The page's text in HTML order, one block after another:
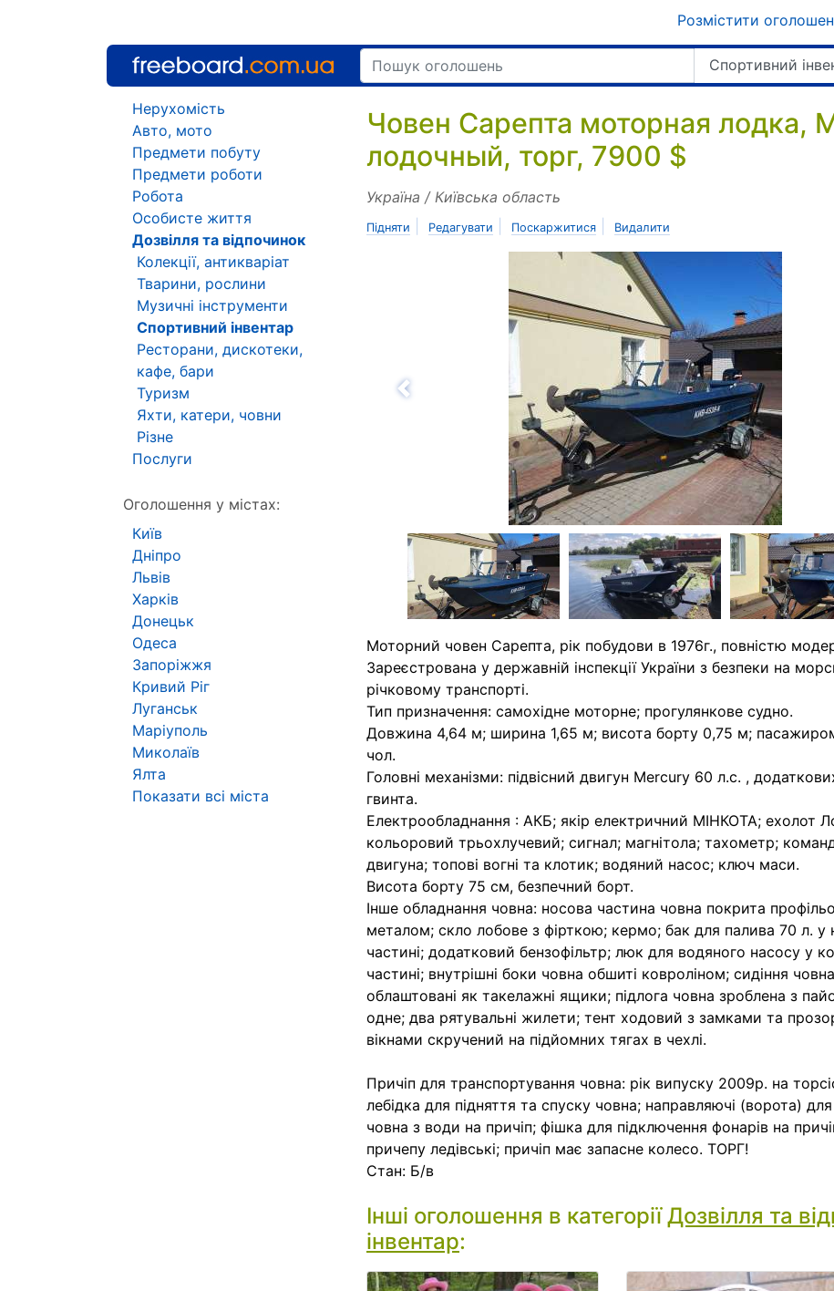
Розмістити
Спортивний
Човен Сарепта моторная лодка,
лодочный, торг, 7900 $
Україна / Київська область
Підняти Редагувати Поскаржитися Видалити
Назад
Моторний човен Сарепта, рік побудови в 1976г., повністю
Зареєстрована у державній інспекції України з безпеки на
річковому транспорті.
Тип призначення: самохідне моторне; прогулянкове судно.
Довжина 4,64 м; ширина 1,65 м; висота борту 0,75 м;
чол.
Головні механізми: підвісний двигун Mercury 60 л.с. ,
гвинта.
Електрообладнання : АКБ; якір електричний МІНКОТА; ехолот
кольоровий трьохлучевий; сигнал; магнітола; тахометр;
двигуна; топові вогні та клотик; водяний насос; ключ маси.
Висота борту 75 см, безпечний борт.
Інше обладнання човна: носова частина човна покрита
металом; скло лобове з фірткою; кермо; бак для палива 70 л. у
частині; додатковий бензофільтр; люк для водяного насосу у
частині; внутрішні боки човна обшиті ковроліном; сидіння човна
облаштовані як такелажні ящики; підлога човна зроблена з
одне; два рятувальні жилети; тент ходовий з замками та
вікнами скручений на підйомних тягах в чехлі.
Причіп для транспортування човна: рік випуску 2009р. на
лебідка для підняття та спуску човна; направляючі (ворота) для
човна з води на причіп; фішка для підключення фонарів на
причепу ледівські; причіп має запасне колесо. ТОРГ!
Стан: Б/в
Інші оголошення в категоріїДозвілля та
інвентар:
Нерухомість
Авто, мото
Предмети побуту
Предмети роботи
Робота
Особисте життя
Дозвілля та відпочинок
Колекції, антикваріат
Тварини, рослини
Музичні інструменти
Спортивний інвентар
Ресторани, дискотеки,
кафе, бари
Туризм
Яхти, катери, човни
Різне
Послуги
Оголошення у містах:
Київ
Дніпро
Львів
Харків
Донецьк
Одеса
Запоріжжя
Кривий Ріг
Луганськ
Маріуполь
Миколаїв
Ялта
Показати всі міста